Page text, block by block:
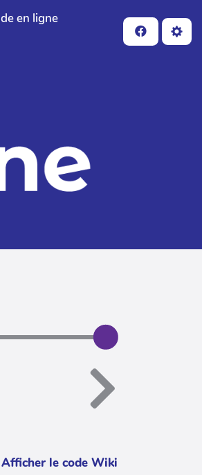
en ligne
Afficher le code Wiki